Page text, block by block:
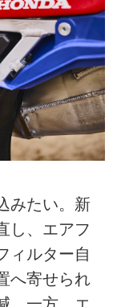
みたい。新
し、エアフ
ィルター自
へ寄せられ